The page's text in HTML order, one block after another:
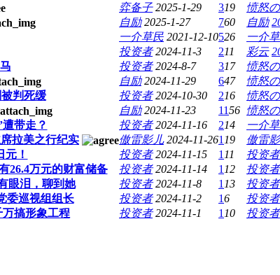
弈备子 2025-1-29 319 愤怒
自励 2025-1-27 760 自励
一介草民 2021-12-10526 一介
投资者 2024-11-3 211 彩云
投资者 2024-8-7 317 愤怒
自励 2024-11-29 647 愤怒
判死缓 投资者 2024-10-30 216 愤怒
自励 2024-11-23 1156 愤怒
带走？ 投资者 2024-11-16 214 一介
拉美之行纪实 傲雷影儿 2024-11-261 19 傲雷
！ 投资者 2024-11-15 1 11 投资者
26.4万元的财富储备 投资者 2024-11-14 1 12 投资者
眼泪，聊到她 投资者 2024-11-8 1 13 投资者
委巡视组组长 投资者 2024-11-2 16 投资者
搞形象工程 投资者 2024-11-1 1 10 投资者